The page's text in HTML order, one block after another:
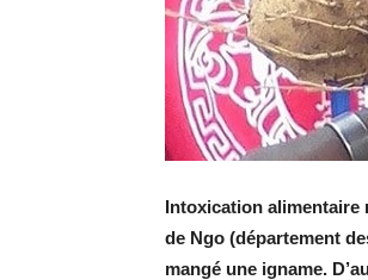
Intoxication alimentaire
de Ngo (département
mangé une igname.